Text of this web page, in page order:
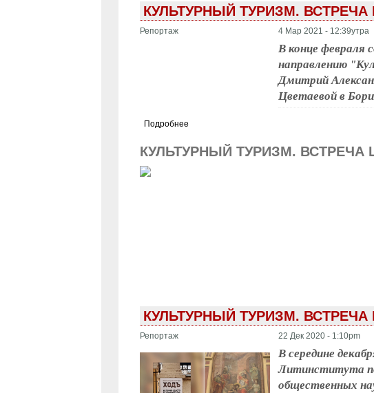
КУЛЬТУРНЫЙ ТУРИЗМ.
Репортаж 4 Мар 2021 - 12:39утра
В конце февраля
направлению
Дмитрий
Цветаевой в
Подробнее
КУЛЬТУРНЫЙ ТУРИЗМ.
КУЛЬТУРНЫЙ ТУРИЗМ.
Репортаж 22 Дек 2020 - 1:10pm
В середине
Литинститута
общественных